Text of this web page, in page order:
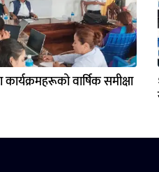
वार्षिक समीक्षा